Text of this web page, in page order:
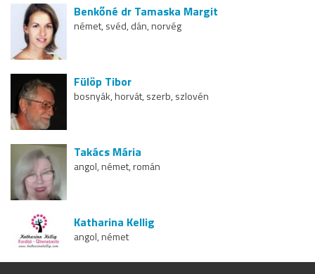
Benkőné dr Tamaska Margit
német, svéd, dán, norvég
Fülöp Tibor
bosnyák, horvát, szerb, szlovén
Takács Mária
angol, német, román
Katharina Kellig
angol, német